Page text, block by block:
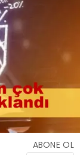
ABONE OL